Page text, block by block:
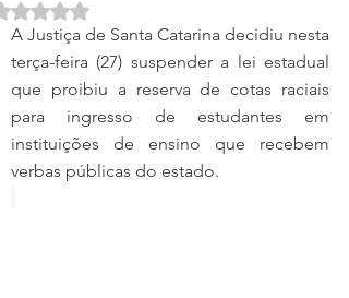
Avaliado com NaN de 5 estrelas.
A Justiça de Santa Catarina decidiu nesta
terça-feira (27) suspender a lei estadual
que proibiu a reserva de cotas raciais
para ingresso de estudantes em
instituições de ensino que recebem
verbas públicas do estado.